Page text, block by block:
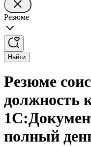
Резюме
Найти
Резюме
должность
полный